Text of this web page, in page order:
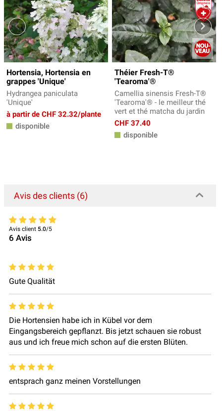
Hortensia, Hortensia en
grappes 'Unique'
Hydrangea paniculata
'Unique'
à partir de CHF 32.32/plante
disponible
Théier Fresh-T®
'Tearoma'®
Camellia sinensis Fresh-T®
'Tearoma'® - le meilleur thé
vert et thé matcha du jardin
CHF 37.40
disponible
Avis des clients (6)
Avis client 5.0/5
6 Avis
Gute Qualität
Die Hortensien habe ich in Kübel vor dem
Eingangsbereich gepflanzt. Bis jetzt schauen sie robust
aus und ich freue mich schon auf die ersten Blüten.
entsprach ganz meinen Vorstellungen